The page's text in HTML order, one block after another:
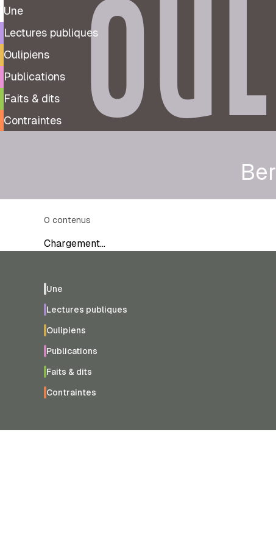
Une
Lectures publiques
Oulipiens
Publications
Faits & dits
Contraintes
0 contenus
Chargement…
Une
Lectures publiques
Oulipiens
Publications
Faits & dits
Contraintes